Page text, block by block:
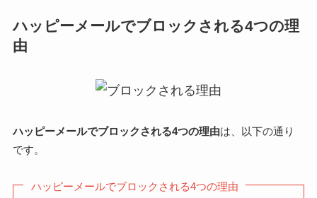
ハッピーメールでブロックされる4つの理
由
ハッピーメールでブロックされる4つの理由は、以下の通り
です。
ハッピーメールでブロックされる4つの理由